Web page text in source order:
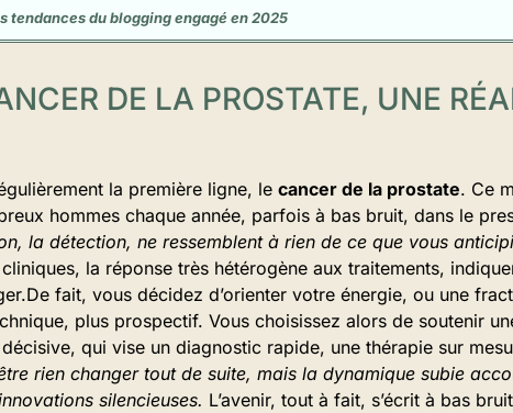
tendances du blogging engagé en 2025
DE LA PROSTATE, UNE
la première ligne, le cancer de la prostate. Ce
hommes chaque année, parfois à bas bruit, dans le
la détection, ne ressemblent à rien de ce que vous
la réponse très hétérogène aux traitements,
fait, vous décidez d’orienter votre énergie, ou une
plus prospectif. Vous choisissez alors de soutenir
qui vise un diagnostic rapide, une thérapie sur
rien changer tout de suite, mais la dynamique subie
silencieuses. L’avenir, tout à fait, s’écrit à bas